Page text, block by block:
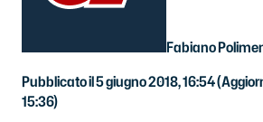
Fabiano
Pubblicato il 5 giugno 2018, 16:54
15:36)